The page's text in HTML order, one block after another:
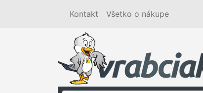
Kontakt Všetko o nákupe